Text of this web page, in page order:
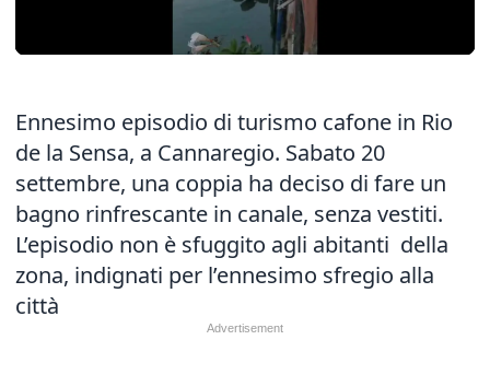
Ennesimo episodio di turismo cafone in Rio
de la Sensa, a Cannaregio. Sabato 20
settembre, una coppia ha deciso di fare un
bagno rinfrescante in canale, senza vestiti.
L’episodio non è sfuggito agli abitanti della
zona, indignati per l’ennesimo sfregio alla
città